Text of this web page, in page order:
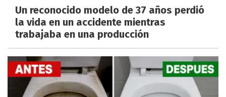
Un reconocido modelo de 37 años perdió
la vida en un accidente mientras
trabajaba en una producción